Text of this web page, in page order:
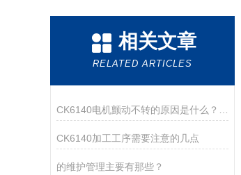
相关文章
RELATED ARTICLES
CK6140加工工序需要注意的几点
的维护管理主要有那些？